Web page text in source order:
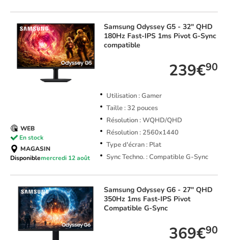
Samsung Odyssey G5 - 32" QHD
180Hz Fast-IPS 1ms Pivot G-Sync
compatible
239€90
Utilisation : Gamer
Taille : 32 pouces
Résolution : WQHD/QHD
Résolution : 2560x1440
Type d'écran : Plat
Sync Techno. : Compatible G-Sync
WEB
En stock
MAGASIN
Disponiblemercredi 12 août
Samsung Odyssey G6 - 27" QHD
350Hz 1ms Fast-IPS Pivot
Compatible G-Sync
369€90